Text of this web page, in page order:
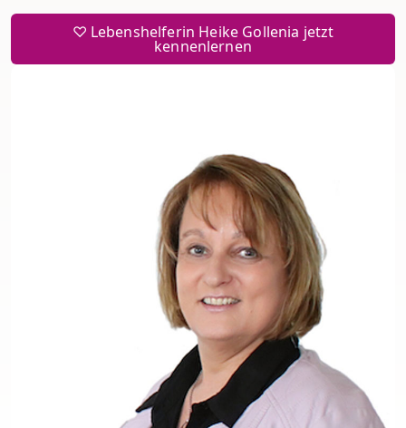
♡ Lebenshelferin Heike Gollenia jetzt
kennenlernen